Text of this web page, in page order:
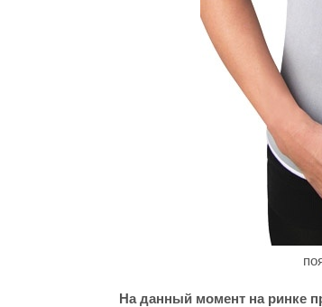
На данный момент на ринке